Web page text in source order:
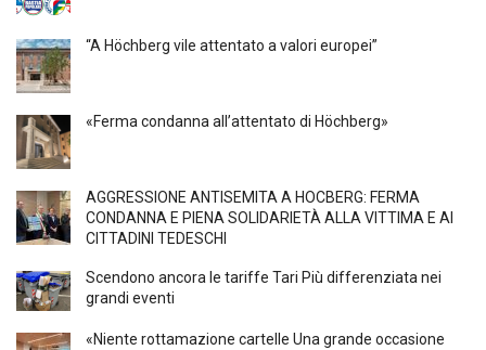
“A Höchberg vile attentato a valori europei”
«Ferma condanna all’attentato di Höchberg»
AGGRESSIONE ANTISEMITA A HÖCBERG: FERMA
CONDANNA E PIENA SOLIDARIETÀ ALLA VITTIMA E AI
CITTADINI TEDESCHI
Scendono ancora le tariffe Tari Più differenziata nei
grandi eventi
«Niente rottamazione cartelle Una grande occasione